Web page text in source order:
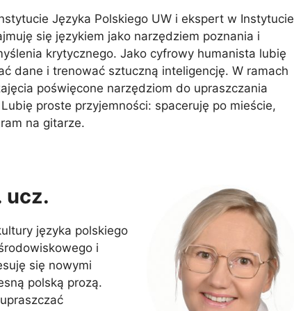
Języka Polskiego UW i ekspert w Instytucie
się językiem jako narzędziem poznania i
krytycznego. Jako cyfrowy humanista lubię
dane i trenować sztuczną inteligencję. W ramach
poświęcone narzędziom do upraszczania
proste przyjemności: spaceruję po mieście,
na gitarze.
ucz.
języka polskiego
i
się nowymi
polską prozą.